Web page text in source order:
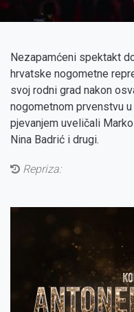
Nezapamćeni spektakt
hrvatske nogometne
svoj rodni grad nakon
nogometnom prvenstvu
pjevanjem uveličali
Nina Badrić i drugi.
Repriza: